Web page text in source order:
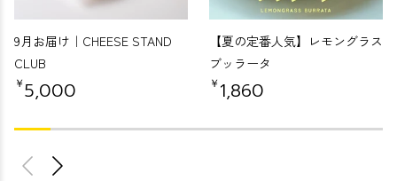
9月お届け｜CHEESE STAND
CLUB
￥5,000
【夏の定番人気】レモングラス
ブッラータ
￥ 1,860